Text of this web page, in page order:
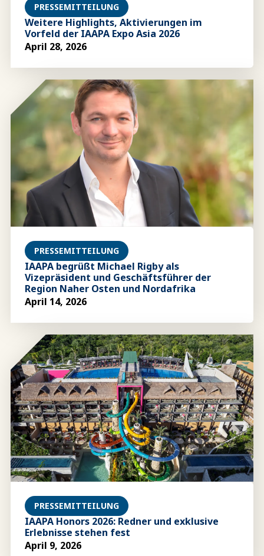
Weitere Highlights, Aktivierungen im
Vorfeld der IAAPA Expo Asia 2026
PRESSEMITTEILUNG
April 28, 2026
IAAPA begrüßt Michael Rigby als
Vizepräsident und Geschäftsführer der
Region Naher Osten und Nordafrika
PRESSEMITTEILUNG
April 14, 2026
IAAPA Honors 2026: Redner und exklusive
Erlebnisse stehen fest
PRESSEMITTEILUNG
April 9, 2026